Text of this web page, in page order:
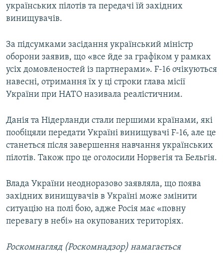
українських пілотів та передачі їй західних
винищувачів.
За підсумками засідання український міністр
оборони заявив, що «все йде за графіком у рамках
усіх домовленостей із партнерами». F-16 очікуються
навесні, отримання їх у ці строки глава місії
України при НАТО називала реалістичним.
Данія та Нідерланди стали першими країнами, які
пообіцяли передати Україні винищувачі F-16, але це
станеться після завершення навчання українських
пілотів. Також про це оголосили Норвегія та Бельгія.
Влада України неодноразово заявляла, що поява
західних винищувачів в Україні може змінити
ситуацію на полі бою, адже Росія має «повну
перевагу в небі» на окупованих територіях.
Роскомнагляд (Роскомнадзор) намагається